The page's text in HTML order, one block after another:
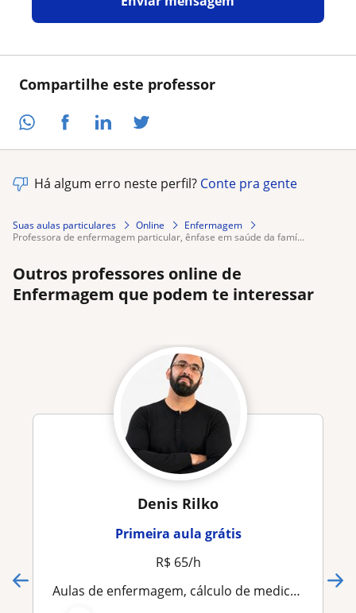
Compartilhe este professor
Há algum erro neste perfil? Conte pra gente
Suas aulas particulares Online
Enfermagem
professora de enfermagem particular, ênfase em saúde da famí...
Outros professores online de
Enfermagem que podem te interessar
Denis Rilko
Primeira aula grátis
R$ 65/h
Aulas de enfermagem, cálculo de medicamentos, SAE e casos clínicos com enfermeiro experiente